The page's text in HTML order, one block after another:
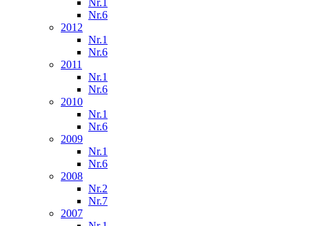
Nr.1
Nr.6
2012
Nr.1
Nr.6
2011
Nr.1
Nr.6
2010
Nr.1
Nr.6
2009
Nr.1
Nr.6
2008
Nr.2
Nr.7
2007